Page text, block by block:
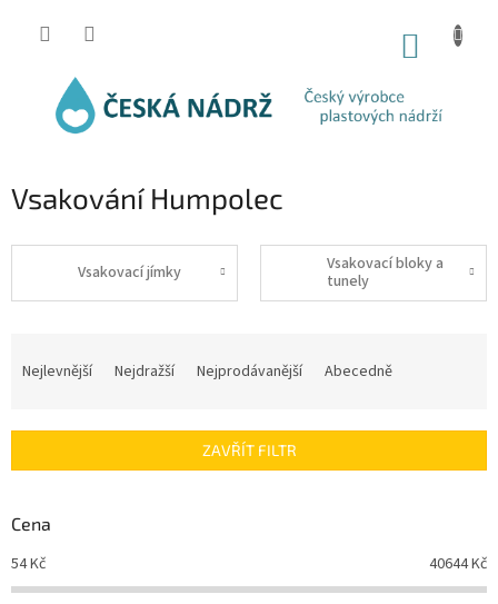
Vsakování Humpolec
Vsakovací jímky
Vsakovací bloky a
tunely
í
r
o
d
u
Nejlevnější Nejdražší Nejprodávanější Abecedně
ZAVŘÍT FILTR
Cena
54Kč 40644Kč